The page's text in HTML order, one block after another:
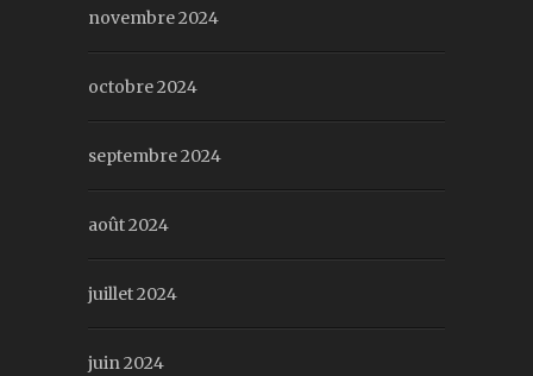
novembre 2024
octobre 2024
septembre 2024
août 2024
juillet 2024
juin 2024